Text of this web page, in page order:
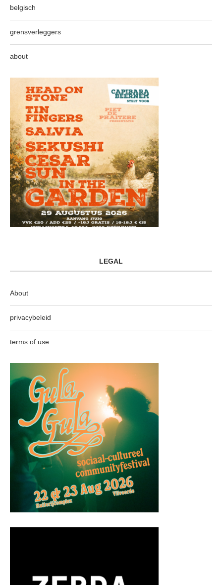
belgisch
grensverleggers
about
LEGAL
About
privacybeleid
terms of use